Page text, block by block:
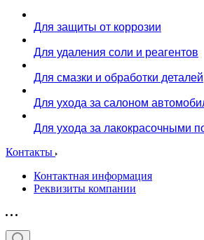
Для защиты от коррозии
Для удаления соли и реагентов
Для смазки и обработки деталей
Для ухода за салоном
Для ухода за лакокрасочными
Контакты
Контактная информация
Реквизиты компании